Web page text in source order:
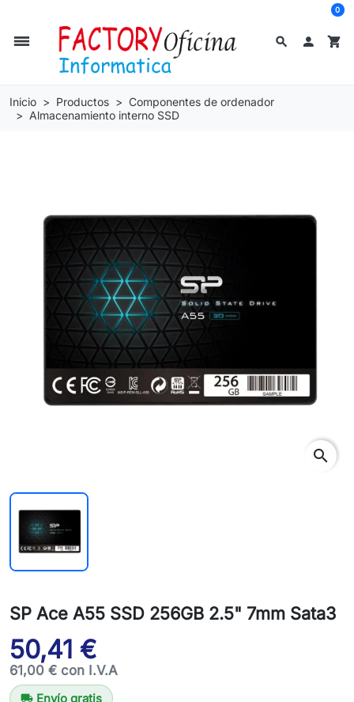
search
dehaze  shopping_cart
0
Inicio Productos
Componentes de ordenador
Almacenamiento interno SSD
search
SP Ace A55 SSD 256GB 2.5" 7mm Sata3
50,41 €
61,00 € con I.V.A
local_shipping Envío gratis